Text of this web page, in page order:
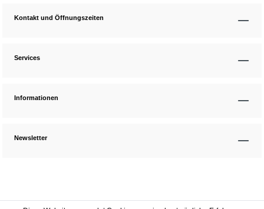
Kontakt und Öffnungszeiten
Services
Informationen
Newsletter